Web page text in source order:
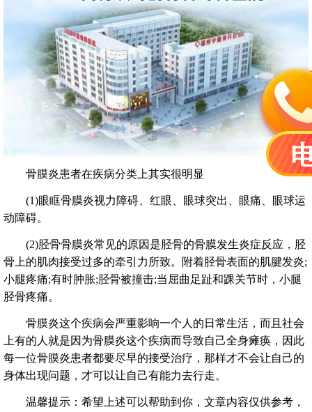
骨膜炎患者在疾病分类上其实很明显
(1)眼眶骨膜炎视力障碍、红眼、眼球突出、眼痛、眼球运
动障碍。
(2)胫骨骨膜炎常见的原因是胫骨的骨膜发生炎症反应，胫
骨上的肌肉接受过多的牵引力所致。附着胫骨表面的肌腱发炎;
小腿疼痛;有时肿胀;胫骨被撞击;当屈曲足趾和踝关节时，小腿
胫骨疼痛。
骨膜炎这个疾病会严重影响一个人的日常生活，而且社会
上有的人就是因为骨膜炎这个疾病而导致自己全身瘫痪，因此
每一位骨膜炎患者都要尽早的接受治疗，那样才不会让自己的
身体出现问题，才可以让自己有能力去行走。
温馨提示：希望上述可以帮助到你，文章内容仅供参考，